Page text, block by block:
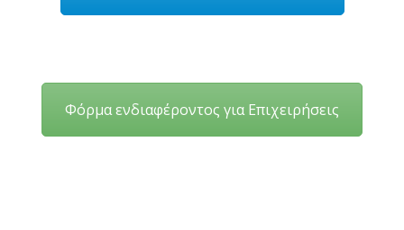
Φόρμα ενδιαφέροντος για Επιχειρήσεις